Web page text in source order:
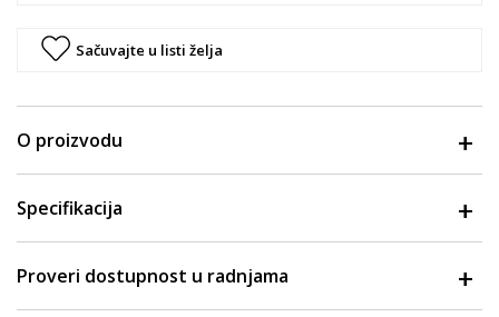
Sačuvajte u listi želja
O proizvodu
Specifikacija
Proveri dostupnost u radnjama